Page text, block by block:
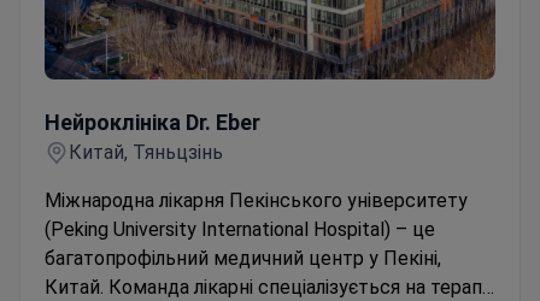
Нейроклініка Dr. Eber
Нейроклініка Dr. Eber
Китай, Тяньцзінь
Міжнародна лікарня Пекінського університету
(Peking University International Hospital) – це
багатопрофільний медичний центр у Пекіні,
Китай. Команда лікарні спеціалізується на терапії,
хірургії та традиційній китайській медицині,
надаючи допомогу дорослим пацієнтам, та у
Читати далі
3.95 відгуків